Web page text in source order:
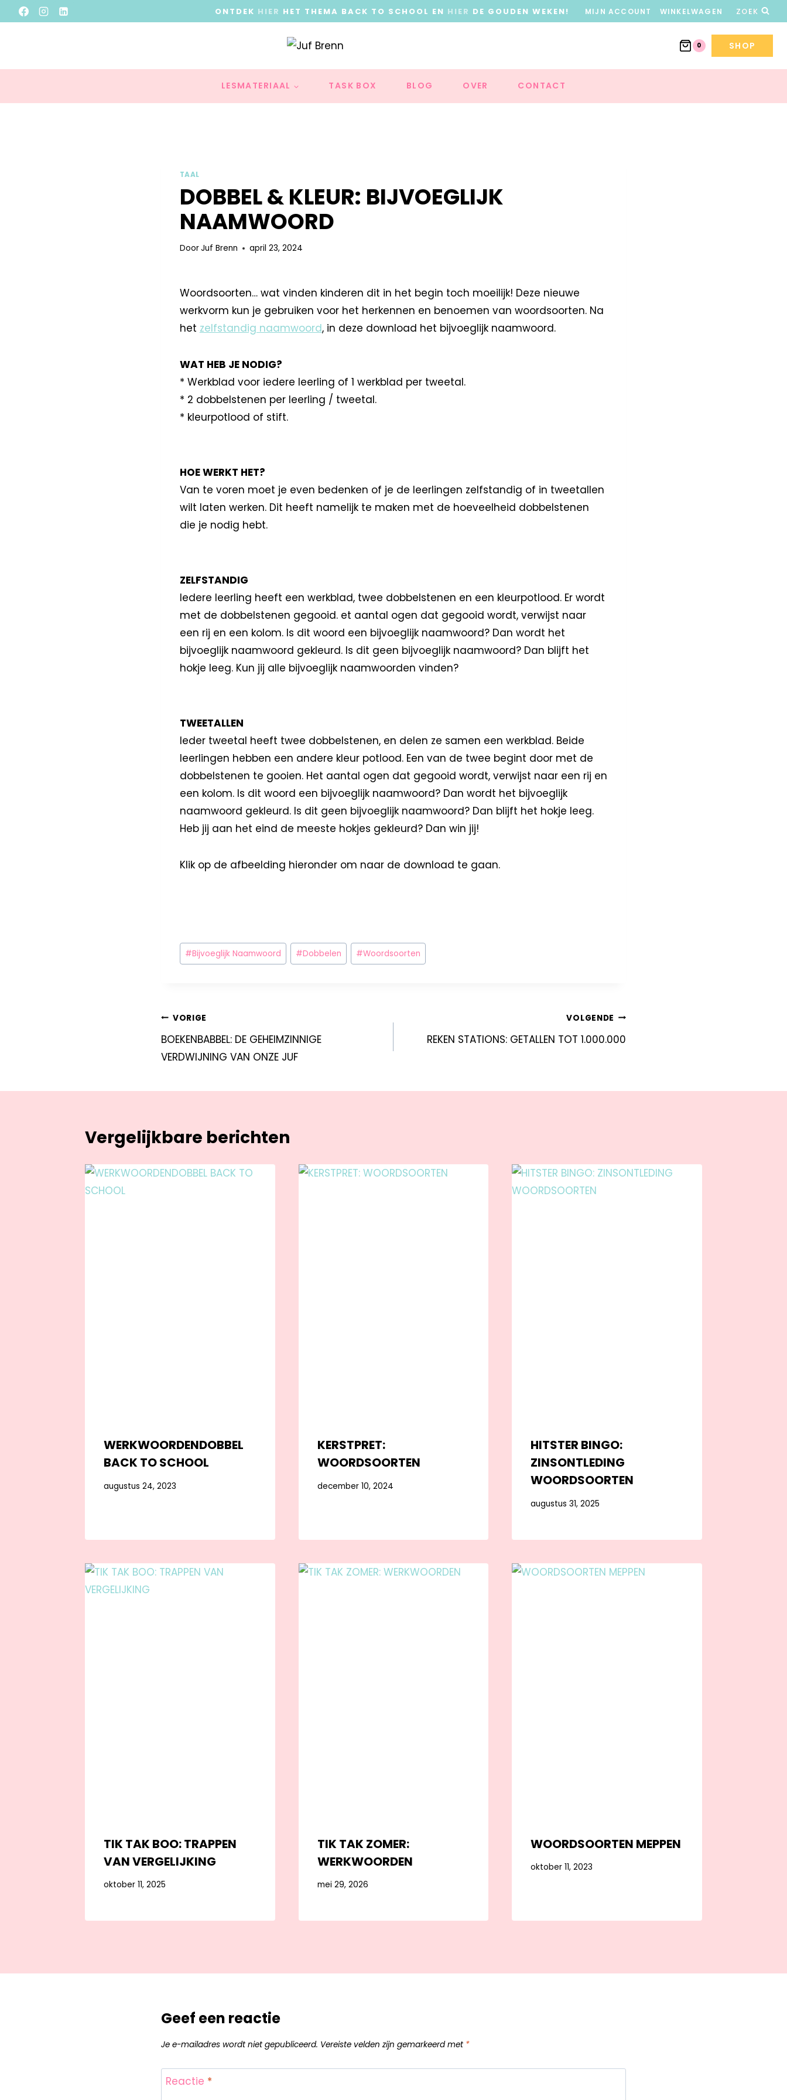
ONTDEK HIER HET THEMA BACK TO SCHOOL EN HIER DE GOUDEN WEKEN! MIJN ACCOUNT WINKELWAGEN ZOEK
0 SHOP
LESMATERIAAL TASK BOX BLOG OVER CONTACT
TAAL
DOBBEL & KLEUR: BIJVOEGLIJK
NAAMWOORD
DoorJuf Brenn april 23, 2024
Woordsoorten… wat vinden kinderen dit in het begin toch moeilijk! Deze nieuwe
werkvorm kun je gebruiken voor het herkennen en benoemen van woordsoorten. Na
het zelfstandig naamwoord, in deze download het bijvoeglijk naamwoord.
WAT HEB JE NODIG?
* Werkblad voor iedere leerling of 1 werkblad per tweetal.
* 2 dobbelstenen per leerling / tweetal.
* kleurpotlood of stift.
HOE WERKT HET?
Van te voren moet je even bedenken of je de leerlingen zelfstandig of in tweetallen
wilt laten werken. Dit heeft namelijk te maken met de hoeveelheid dobbelstenen
die je nodig hebt.
ZELFSTANDIG
Iedere leerling heeft een werkblad, twee dobbelstenen en een kleurpotlood. Er wordt
met de dobbelstenen gegooid. et aantal ogen dat gegooid wordt, verwijst naar
een rij en een kolom. Is dit woord een bijvoeglijk naamwoord? Dan wordt het
bijvoeglijk naamwoord gekleurd. Is dit geen bijvoeglijk naamwoord? Dan blijft het
hokje leeg. Kun jij alle bijvoeglijk naamwoorden vinden?
TWEETALLEN
Ieder tweetal heeft twee dobbelstenen, en delen ze samen een werkblad. Beide
leerlingen hebben een andere kleur potlood. Een van de twee begint door met de
dobbelstenen te gooien. Het aantal ogen dat gegooid wordt, verwijst naar een rij en
een kolom. Is dit woord een bijvoeglijk naamwoord? Dan wordt het bijvoeglijk
naamwoord gekleurd. Is dit geen bijvoeglijk naamwoord? Dan blijft het hokje leeg.
Heb jij aan het eind de meeste hokjes gekleurd? Dan win jij!
Klik op de afbeelding hieronder om naar de download te gaan.
#Bijvoeglijk Naamwoord #Dobbelen #Woordsoorten
VORIGE
BOEKENBABBEL: DE GEHEIMZINNIGE
VERDWIJNING VAN ONZE JUF
VOLGENDE
REKEN STATIONS: GETALLEN TOT 1.000.000
Vergelijkbare berichten
WERKWOORDENDOBBEL
BACK TO SCHOOL
augustus 24, 2023
KERSTPRET:
WOORDSOORTEN
december 10, 2024
HITSTER BINGO:
ZINSONTLEDING
WOORDSOORTEN
augustus 31, 2025
TIK TAK BOO: TRAPPEN
VAN VERGELIJKING
oktober 11, 2025
TIK TAK ZOMER:
WERKWOORDEN
mei 29, 2026
WOORDSOORTEN MEPPEN
oktober 11, 2023
Geef een reactie
Je e-mailadres wordt niet gepubliceerd. Vereiste velden zijn gemarkeerd met *
Reactie *